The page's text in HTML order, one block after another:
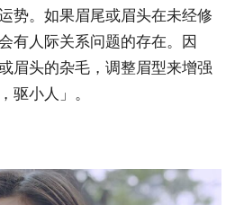
势。如果眉尾或眉头在未经修
有人际关系问题的存在。因
眉头的杂毛，调整眉型来增强
驱小人」。